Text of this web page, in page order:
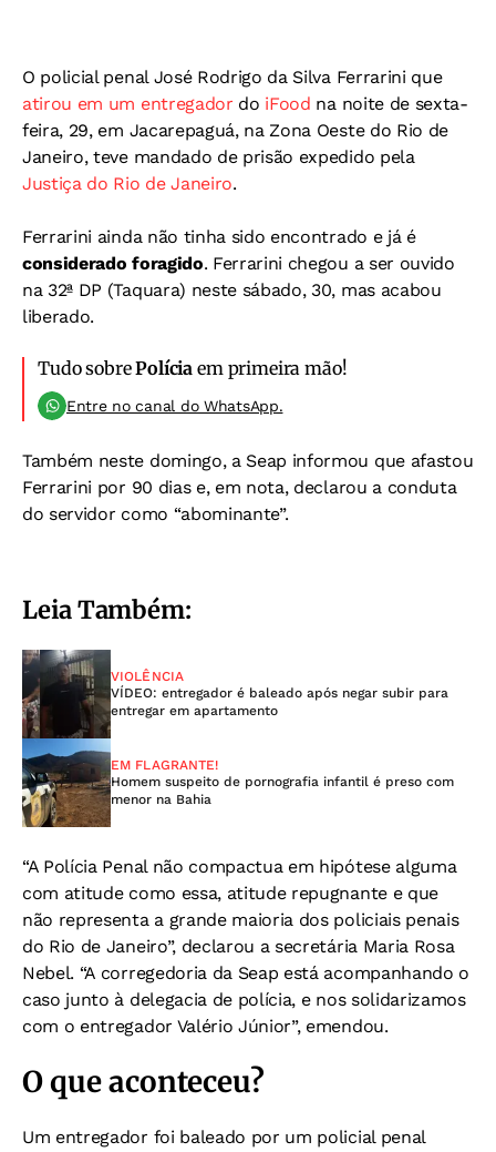
O policial penal José Rodrigo da Silva Ferrarini que
atirou em um entregador do iFood na noite de sexta-
feira, 29, em Jacarepaguá, na Zona Oeste do Rio de
Janeiro, teve mandado de prisão expedido pela
Justiça do Rio de Janeiro.
Ferrarini ainda não tinha sido encontrado e já é
considerado foragido. Ferrarini chegou a ser ouvido
na 32ª DP (Taquara) neste sábado, 30, mas acabou
liberado.
Tudo sobrePolícia em primeira mão!
Entre no canal do WhatsApp.
Também neste domingo, a Seap informou que afastou
Ferrarini por 90 dias e, em nota, declarou a conduta
do servidor como “abominante”.
Leia Também:
VIOLÊNCIA
VÍDEO: entregador é baleado após negar subir para
entregar em apartamento
EM FLAGRANTE!
Homem suspeito de pornografia infantil é preso com
menor na Bahia
“A Polícia Penal não compactua em hipótese alguma
com atitude como essa, atitude repugnante e que
não representa a grande maioria dos policiais penais
do Rio de Janeiro”, declarou a secretária Maria Rosa
Nebel. “A corregedoria da Seap está acompanhando o
caso junto à delegacia de polícia, e nos solidarizamos
com o entregador Valério Júnior”, emendou.
O que aconteceu?
Um entregador foi baleado por um policial penal